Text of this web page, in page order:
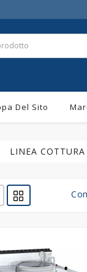
Del Sito
LINEA